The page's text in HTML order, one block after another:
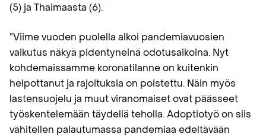
(5) ja Thaimaasta (6).
”Viime vuoden puolella alkoi pandemiavuosien
vaikutus näkyä pidentyneinä odotusaikoina. Nyt
kohdemaissamme koronatilanne on kuitenkin
helpottanut ja rajoituksia on poistettu. Näin myös
lastensuojelu ja muut viranomaiset ovat päässeet
työskentelemään täydellä teholla. Adoptiotyö on siis
vähitellen palautumassa pandemiaa edeltävään